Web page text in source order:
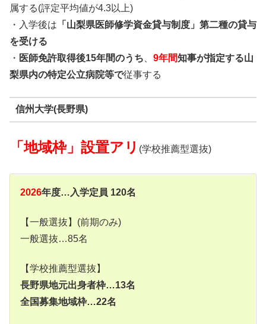
属する(評定平均値が4.3以上)
・入学後は 「山梨県医師修学資金貸与制度」第二種の貸与
を受ける
・ 医師免許取得後15年間のうち、 9年間知事が指定する山
梨県内の特定公立病院等で従事する
信州大学(長野県)
「地域枠」設置アリ (学校推薦型選抜)
2026年度…入学定員 120名
【一般選抜】(前期のみ)
一般選抜…85名
【学校推薦型選抜】
長野県地元出身者枠…13名
全国募集地域枠…22名